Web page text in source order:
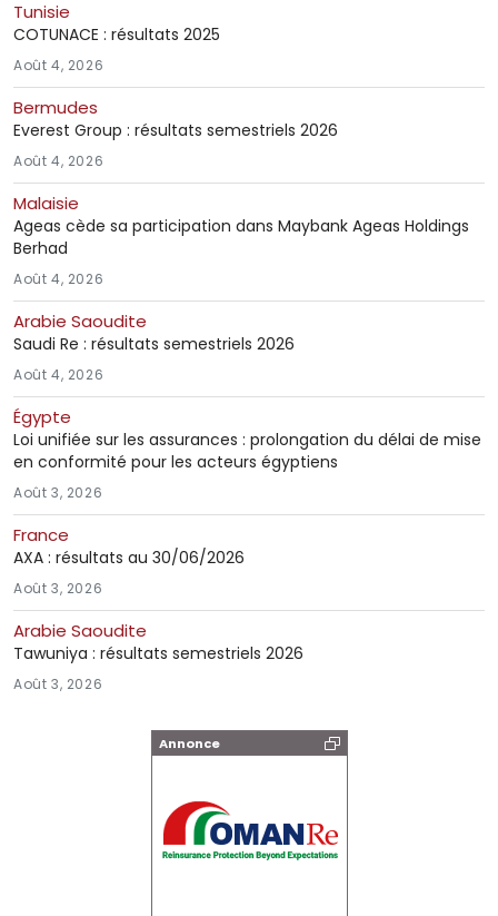
Annonce
Tunisie
COTUNACE : résultats 2025
Août 4, 2026
Bermudes
Everest Group : résultats semestriels 2026
Août 4, 2026
Malaisie
Ageas cède sa participation dans Maybank Ageas Holdings
Berhad
Août 4, 2026
Arabie Saoudite
Saudi Re : résultats semestriels 2026
Août 4, 2026
Égypte
Loi unifiée sur les assurances : prolongation du délai de mise
en conformité pour les acteurs égyptiens
Août 3, 2026
France
AXA : résultats au 30/06/2026
Août 3, 2026
Arabie Saoudite
Tawuniya : résultats semestriels 2026
Août 3, 2026